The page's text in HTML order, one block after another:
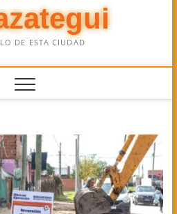
DE ESTA CIUDAD